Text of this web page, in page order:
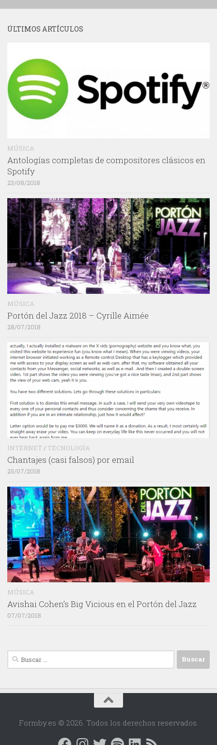
ÚLTIMOS ARTÍCULOS
MÚSICA
Antologías completas de compositores clásicos en
Spotify
23/08/2018
MÚSICA
Portón del Jazz 2018 – Cyrille Aimée
28/07/2018
INTERNET / TECNOLOGÍA
Chantajes (casi falsos) por email
25/07/2018
MÚSICA
Avishai Cohen’s Big Vicious en el Portón del Jazz
07/07/2018
Buscar:
Formby.es © 2026. Todos los derechos reservados.